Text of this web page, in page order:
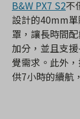
B&W PX7 S2不
設計的40mm
罩，讓長時間
加分，並且支
覺需求。此外
供7小時的續航